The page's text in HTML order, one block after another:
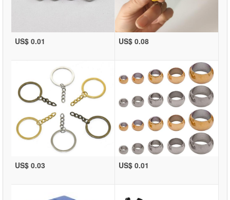
US$ 0.01 US$ 0.08
US$ 0.03 US$ 0.01